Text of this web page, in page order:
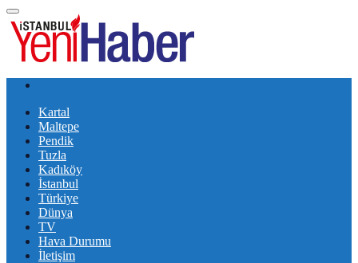
Kartal
Maltepe
Pendik
Tuzla
Kadıköy
İstanbul
Türkiye
Dünya
TV
Hava Durumu
İletişim